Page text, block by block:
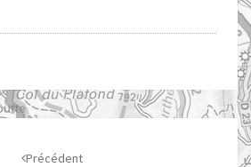
Précédent